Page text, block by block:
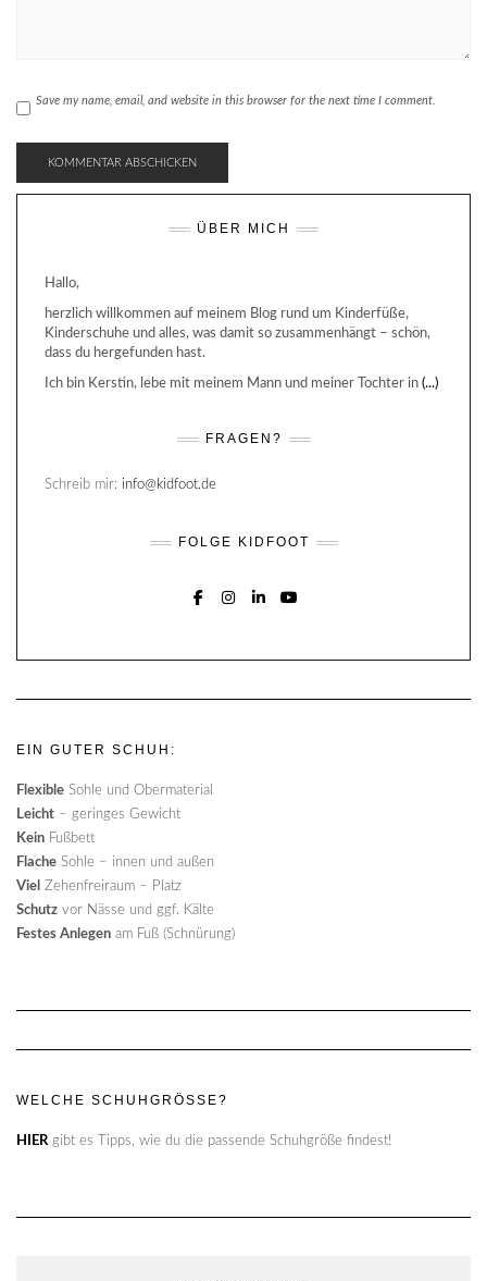
Save my name, email, and website in this browser for the next time I comment.
ÜBER MICH
Hallo,
herzlich willkommen auf meinem Blog rund um Kinderfüße,
Kinderschuhe und alles, was damit so zusammenhängt – schön,
dass du hergefunden hast.
Ich bin Kerstin, lebe mit meinem Mann und meiner Tochter in (...)
FRAGEN?
Schreib mir: info@kidfoot.de
FOLGE KIDFOOT
EIN GUTER SCHUH:
Flexible Sohle und Obermaterial
Leicht – geringes Gewicht
Kein Fußbett
Flache Sohle – innen und außen
Viel Zehenfreiraum – Platz
Schutz vor Nässe und ggf. Kälte
Festes Anlegen am Fuß (Schnürung)
WELCHE SCHUHGRÖSSE?
HIERgibt es Tipps, wie du die passende Schuhgröße findest!